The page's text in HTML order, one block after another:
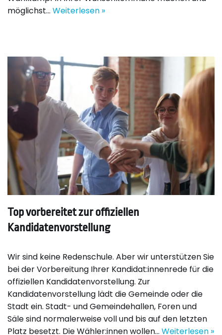
möglichst… Weiterlesen »
Top vorbereitet zur offiziellen
Kandidatenvorstellung
Wir sind keine Redenschule. Aber wir unterstützen Sie
bei der Vorbereitung Ihrer Kandidat:innenrede für die
offiziellen Kandidatenvorstellung. Zur
Kandidatenvorstellung lädt die Gemeinde oder die
Stadt ein. Stadt- und Gemeindehallen, Foren und
Säle sind normalerweise voll und bis auf den letzten
Platz besetzt. Die Wähler:innen wollen… Weiterlesen »